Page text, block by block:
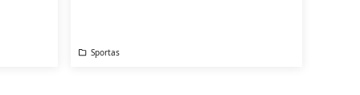
Sportas